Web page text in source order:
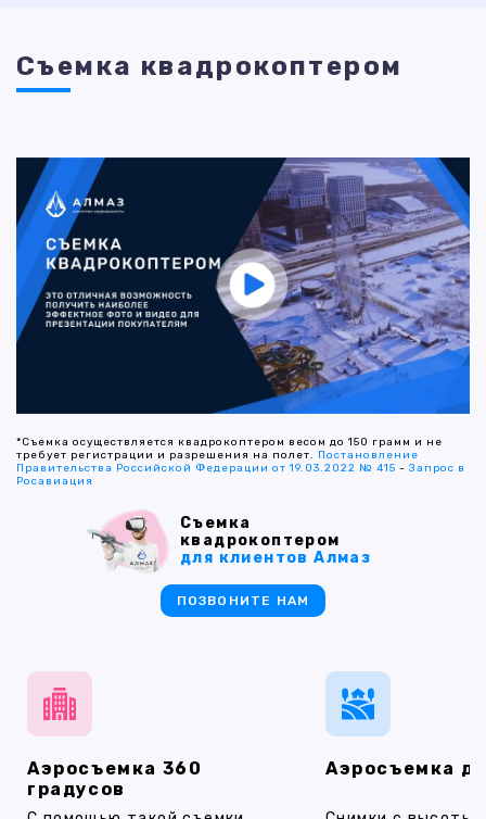
Съемка квадрокоптером
Аэросъемка 360
градусов
Аэросъемка
*Съемка осуществляется квадрокоптером весом до 150 грамм и не
требует регистрации и разрешения на полет. Постановление
Правительства Российской Федерации от 19.03.2022 № 415 -Запрос в
Росавиация
Съемка
квадрокоптером
для клиентов Алмаз
ПОЗВОНИТЕ НАМ